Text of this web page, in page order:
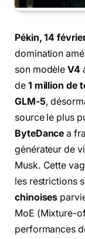
Pékin, 14
domination
son modèleV4
de 1 million de
GLM-5,
source le plus
ByteDance a
générateur de
Musk. Cette
les restrictions
chinoises
MoE (Mixture-
performances